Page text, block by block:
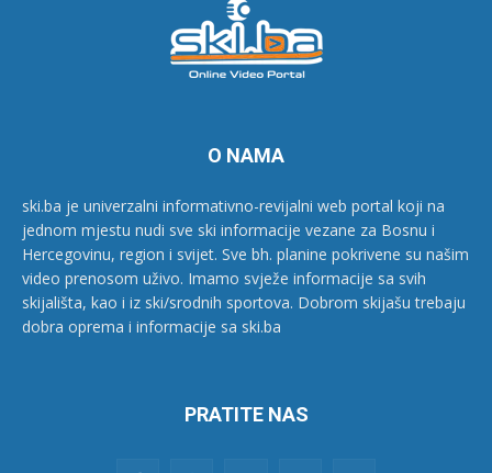
O NAMA
ski.ba je univerzalni informativno-revijalni web portal koji na
jednom mjestu nudi sve ski informacije vezane za Bosnu i
Hercegovinu, region i svijet. Sve bh. planine pokrivene su našim
video prenosom uživo. Imamo svježe informacije sa svih
skijališta, kao i iz ski/srodnih sportova. Dobrom skijašu trebaju
dobra oprema i informacije sa ski.ba
PRATITE NAS